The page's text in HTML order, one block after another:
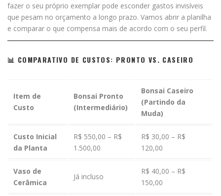
fazer o seu próprio exemplar pode esconder gastos invisíveis
que pesam no orçamento a longo prazo. Vamos abrir a planilha
e comparar o que compensa mais de acordo com o seu perfil.
📊 COMPARATIVO DE CUSTOS: PRONTO VS. CASEIRO
Item de
Custo
Bonsai Pronto
(Intermediário)
Bonsai Caseiro
(Partindo da
Muda)
Custo Inicial
da Planta
R$ 550,00 – R$
1.500,00
R$ 30,00 – R$
120,00
Vaso de
Cerâmica
Já incluso
R$ 40,00 – R$
150,00